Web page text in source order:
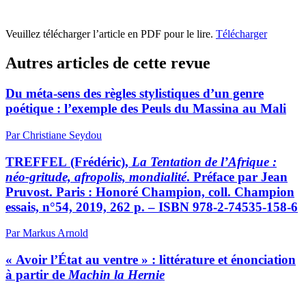
Veuillez télécharger l’article en PDF pour le lire. Télécharger
Autres articles de cette revue
Du méta-sens des règles stylistiques d’un genre
poétique : l’exemple des Peuls du Massina au Mali
Par Christiane Seydou
TREFFEL (Frédéric), La Tentation de l’Afrique :
néo-gritude, afropolis, mondialité. Préface par Jean
Pruvost. Paris : Honoré Champion, coll. Champion
essais, n°54, 2019, 262 p. – ISBN 978-2-74535-158-6
Par Markus Arnold
« Avoir l’État au ventre » : littérature et énonciation
à partir de Machin la Hernie